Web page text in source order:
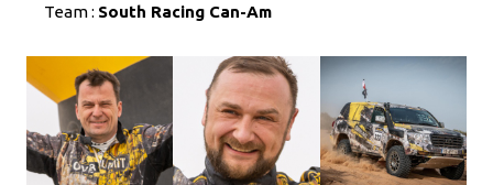
Team : South Racing Can-Am